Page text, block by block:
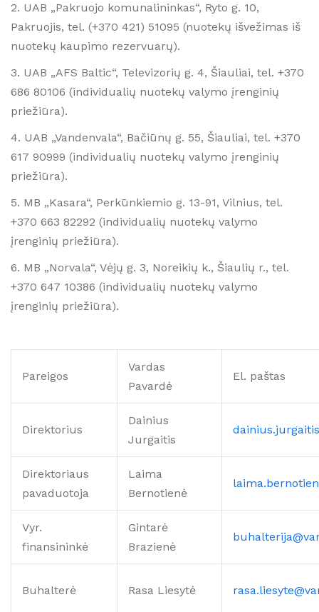
2. UAB „Pakruojo komunalininkas“, Ryto g. 10,
Pakruojis, tel. (+370 421) 51095 (nuotekų išvežimas iš
nuotekų kaupimo rezervuarų).
3. UAB „AFS Baltic“, Televizorių g. 4, Šiauliai, tel. +370
686 80106 (individualių nuotekų valymo įrenginių
priežiūra).
4. UAB „Vandenvala“, Bačiūnų g. 55, Šiauliai, tel. +370
617 90999 (individualių nuotekų valymo įrenginių
priežiūra).
5. MB „Kasara“, Perkūnkiemio g. 13-91, Vilnius, tel.
+370 663 82292 (individualių nuotekų valymo
įrenginių priežiūra).
6. MB „Norvala“, Vėjų g. 3, Noreikių k., Šiaulių r., tel.
+370 647 10386 (individualių nuotekų valymo
įrenginių priežiūra).
Pareigos
Vardas
Pavardė
El. paštas
Direktorius
Dainius
Jurgaitis
Direktoriaus
pavaduotoja
Laima
Bernotienė
Vyr.
finansininkė
Gintarė
Brazienė
Buhalterė Rasa Liesytė